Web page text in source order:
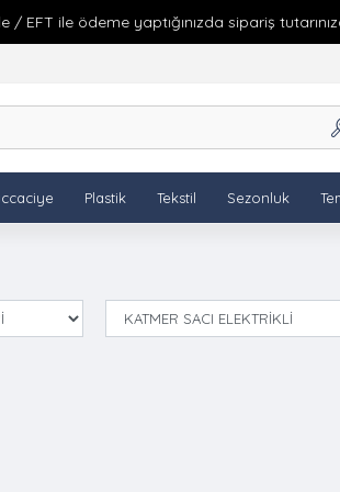
/ EFT ile ödeme yaptığınızda sipariş
Plastik Tekstil Sezonluk